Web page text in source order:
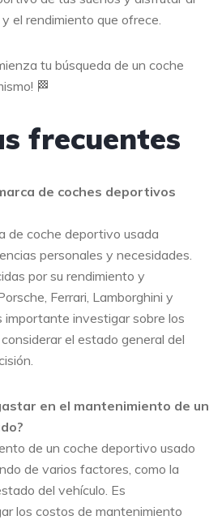
el rendimiento que ofrece.
tu búsqueda de un coche
🏁
frecuentes
de coches deportivos
de coche deportivo usada
personales y necesidades.
por su rendimiento y
Ferrari, Lamborghini y
importante investigar sobre los
el estado general del
en el mantenimiento de un
de un coche deportivo usado
de varios factores, como la
del vehículo. Es
los costos de mantenimiento